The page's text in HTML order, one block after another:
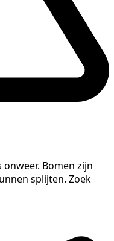
Bomen zijn
splijten. Zoek